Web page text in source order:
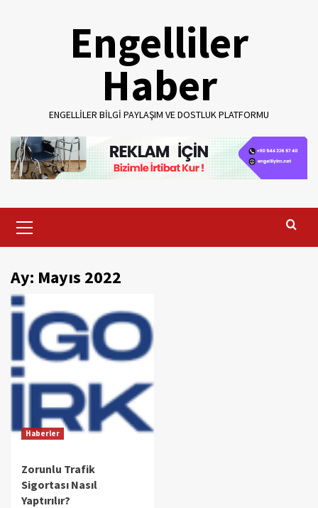
Engelliler
Haber
ENGELLILER BILGI PAYLAŞIM VE DOSTLUK PLATFORMU
Menu
Ay: Mayıs 2022
Haberler
Zorunlu Trafik
Sigortası Nasıl
Yaptırılır?